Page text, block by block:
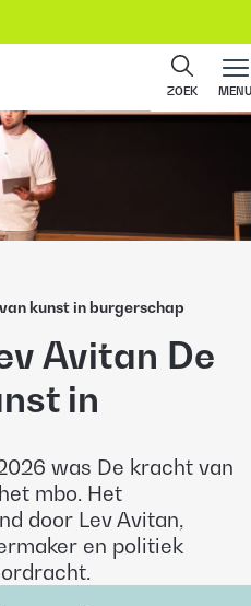
ZOEK MENU
kunst in burgerschap
Avitan De
in
was De kracht van
mbo. Het
door Lev Avitan,
en politiek